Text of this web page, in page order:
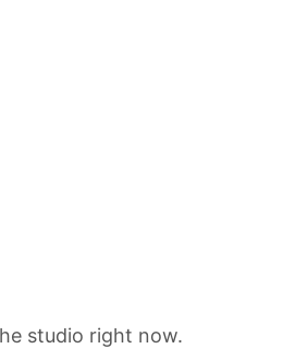
studio right now.